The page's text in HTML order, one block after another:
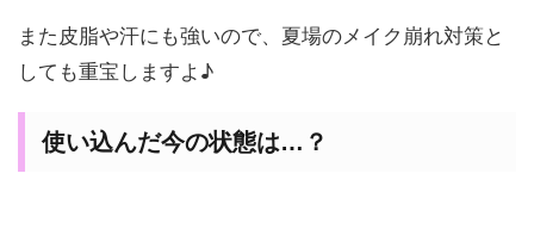
また皮脂や汗にも強いので、夏場のメイク崩れ対策と
しても重宝しますよ♪
使い込んだ今の状態は…？